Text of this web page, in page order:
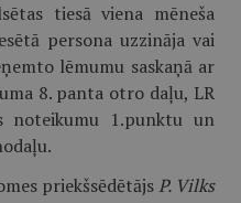
tiesā viena mēneša
persona uzzināja vai
lēmumu saskaņā ar
8. panta otro daļu, LR
noteikumu 1.punktu un
priekšsēdētājsP. Vilks